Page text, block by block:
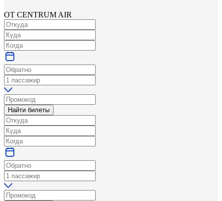
ОТ CENTRUM AIR
Найти билеты